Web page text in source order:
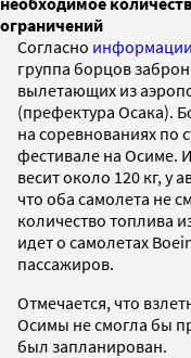
ограничений
Согласно информации
группа борцов
вылетающих из
(префектура Осака).
на соревнованиях по
фестивале на Осиме.
весит около 120 кг, у
что оба самолета не
количество топлива
идет о самолетах
пассажиров.
Отмечается, что
Осимы не смогла бы
был запланирован.